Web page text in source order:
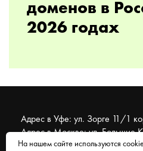
доменов в
2026 годах
Адрес в Уфе: ул. Зорге 11/1
Адрес в Москве: ул. Большие
На нашем сайте используются